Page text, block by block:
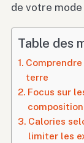
de votre
Table des
terre
Focus sur
composition
Calories
limiter les